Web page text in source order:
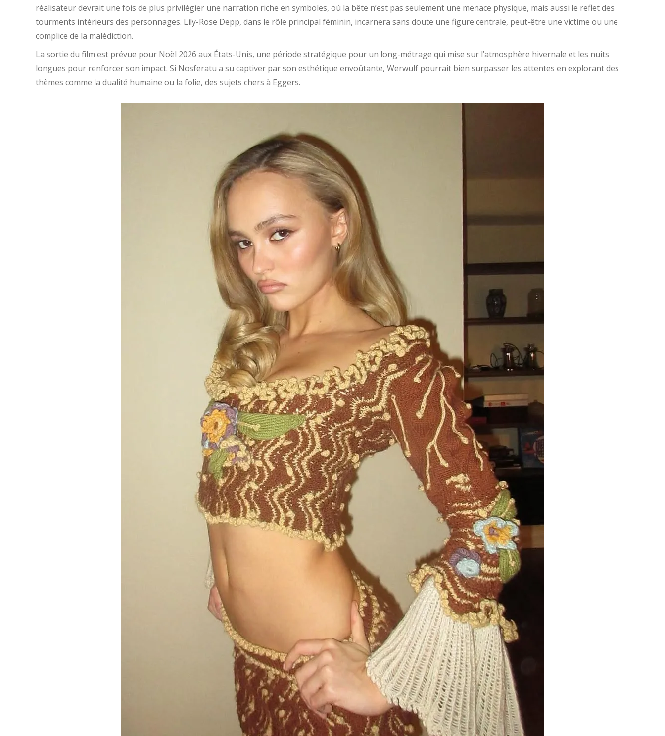
réalisateur devrait une fois de plus privilégier une narration riche en symboles, où la bête n’est pas seulement une menace physique, mais aussi le reflet des
tourments intérieurs des personnages. Lily-Rose Depp, dans le rôle principal féminin, incarnera sans doute une figure centrale, peut-être une victime ou une
complice de la malédiction.
La sortie du film est prévue pour Noël 2026 aux États-Unis, une période stratégique pour un long-métrage qui mise sur l’atmosphère hivernale et les nuits
longues pour renforcer son impact. Si Nosferatu a su captiver par son esthétique envoûtante, Werwulf pourrait bien surpasser les attentes en explorant des
thèmes comme la dualité humaine ou la folie, des sujets chers à Eggers.